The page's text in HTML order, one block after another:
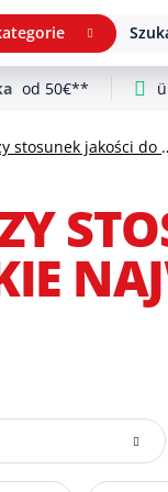
od 50€**
Najlepszy